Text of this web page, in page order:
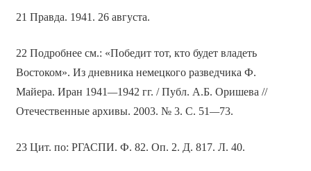
21 Правда. 1941. 26 августа.
22 Подробнее см.: «Победит тот, кто будет владеть
Востоком». Из дневника немецкого разведчика Ф.
Майера. Иран 1941—1942 гг. / Публ. А.Б. Оришева //
Отечественные архивы. 2003. № 3. С. 51—73.
23 Цит. по: РГАСПИ. Ф. 82. Оп. 2. Д. 817. Л. 40.